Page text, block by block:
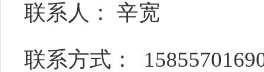
联系人：
辛宽
联系方式：